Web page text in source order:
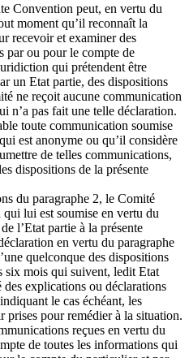
Convention peut, en vertu du
moment qu’il reconnaît la
recevoir et examiner des
par ou pour le compte de
qui prétendent être
un Etat partie, des dispositions
ne reçoit aucune communication
n’a pas fait une telle déclaration.
toute communication soumise
est anonyme ou qu’il considère
de telles communications,
dispositions de la présente
du paragraphe 2, le Comité
lui est soumise en vertu du
l’Etat partie à la présente
en vertu du paragraphe
quelconque des dispositions
six mois qui suivent, ledit Etat
explications ou déclarations
le cas échéant, les
prises pour remédier à la situation.
reçues en vertu du
de toutes les informations qui